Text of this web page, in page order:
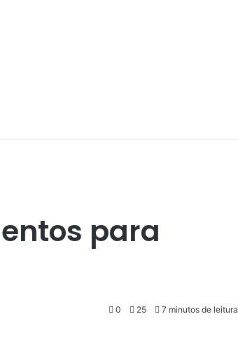
para
0 25 7 minutos de leitura